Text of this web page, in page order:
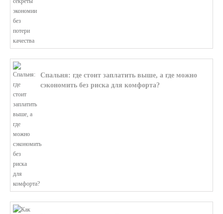
Спальня: где стоит заплатить выше, а где можно
сэкономить без риска для комфорта?